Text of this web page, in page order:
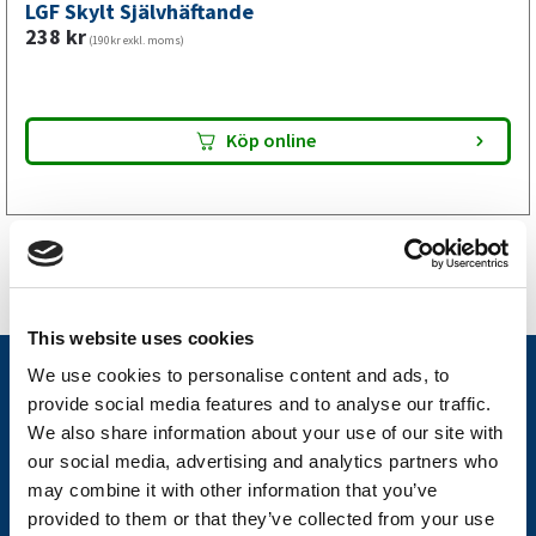
This website uses cookies
We use cookies to personalise content and ads, to
provide social media features and to analyse our traffic.
We also share information about your use of our site with
our social media, advertising and analytics partners who
may combine it with other information that you’ve
provided to them or that they’ve collected from your use
installation på din släpvagn.
LGF Skylt Självhäftande
238 kr (190kr exkl. moms)
Köp online
Nyheter
Släpvagnsfabrikat
Släpvagnsservice
Våra produkter